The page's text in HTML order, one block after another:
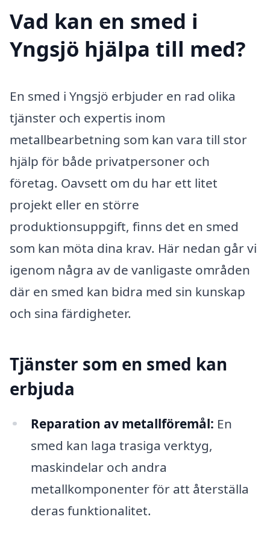
Vad kan en smed i
Yngsjö hjälpa till med?
En smed i Yngsjö erbjuder en rad olika
tjänster och expertis inom
metallbearbetning som kan vara till stor
hjälp för både privatpersoner och
företag. Oavsett om du har ett litet
projekt eller en större
produktionsuppgift, finns det en smed
som kan möta dina krav. Här nedan går vi
igenom några av de vanligaste områden
där en smed kan bidra med sin kunskap
och sina färdigheter.
Tjänster som en smed kan
erbjuda
Reparation av metallföremål: En
smed kan laga trasiga verktyg,
maskindelar och andra
metallkomponenter för att återställa
deras funktionalitet.